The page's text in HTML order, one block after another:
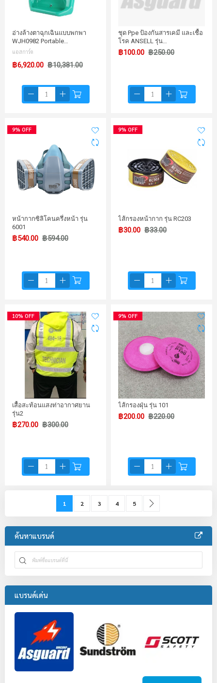
อ่างล้างตาฉุกเฉินแบบพกพา
WJH0982 Portable…
แอสการ์ด
฿6,920.00 ฿10,381.00
ชุด Ppe ป้องกันสารเคมี และเชื้อ
โรค ANSELL รุ่น…
฿100.00 ฿250.00
9% OFF
หน้ากากซิลิโคนครึ่งหน้า รุ่น
6001
฿540.00 ฿594.00
9% OFF
ไส้กรองหน้ากาก รุ่น RC203
฿30.00 ฿33.00
10% OFF
เสื้อสะท้อนแสงท่าอากาศยาน
รุ่น2
฿270.00 ฿300.00
9% OFF
ไส้กรองฝุ่น รุ่น 101
฿200.00 ฿220.00
You're currently reading page
1 Page
2 Page
3 Page
4 Page
5
ค้นหาแบรนด์
แบรนด์เด่น